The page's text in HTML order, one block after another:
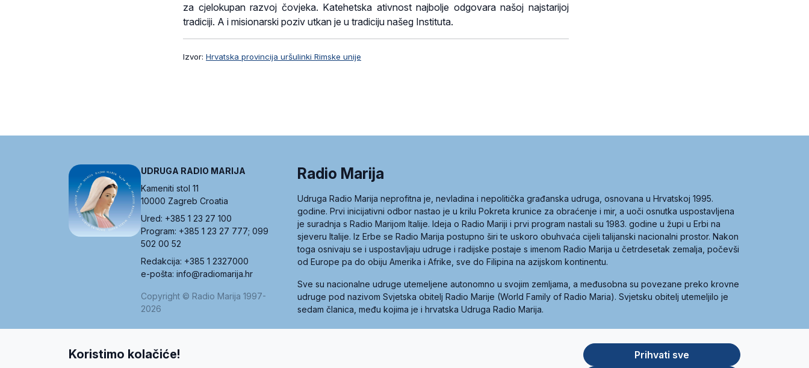
za cjelokupan razvoj čovjeka. Katehetska ativnost najbolje odgovara našoj najstarijoj
tradiciji. A i misionarski poziv utkan je u tradiciju našeg Instituta.
Izvor: Hrvatska provincija uršulinki Rimske unije
UDRUGA RADIO MARIJA
Kameniti stol 11
10000 Zagreb Croatia
Ured: +385 1 23 27 100
Program: +385 1 23 27 777; 099
502 00 52
Redakcija: +385 1 2327000
e-pošta: info@radiomarija.hr
Copyright © Radio Marija 1997-
2026
Radio Marija
Udruga Radio Marija neprofitna je, nevladina i nepolitička građanska udruga, osnovana u Hrvatskoj 1995.
godine. Prvi inicijativni odbor nastao je u krilu Pokreta krunice za obraćenje i mir, a uoči osnutka uspostavljena
je suradnja s Radio Marijom Italije. Ideja o Radio Mariji i prvi program nastali su 1983. godine u župi u Erbi na
sjeveru Italije. Iz Erbe se Radio Marija postupno širi te uskoro obuhvaća cijeli talijanski nacionalni prostor. Nakon
toga osnivaju se i uspostavljaju udruge i radijske postaje s imenom Radio Marija u četrdesetak zemalja, počevši
od Europe pa do obiju Amerika i Afrike, sve do Filipina na azijskom kontinentu.
Sve su nacionalne udruge utemeljene autonomno u svojim zemljama, a međusobna su povezane preko krovne
udruge pod nazivom Svjetska obitelj Radio Marije (World Family of Radio Maria). Svjetsku obitelj utemeljilo je
sedam članica, među kojima je i hrvatska Udruga Radio Marija.
Koristimo kolačiće! Prihvati sve